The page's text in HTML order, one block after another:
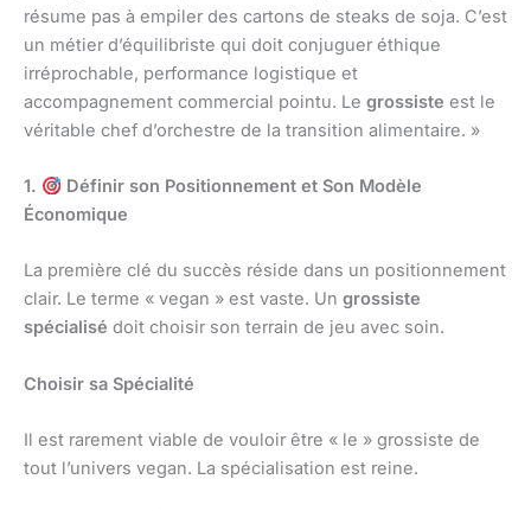
résume pas à empiler des cartons de steaks de soja. C’est
un métier d’équilibriste qui doit conjuguer éthique
irréprochable, performance logistique et
accompagnement commercial pointu. Le grossiste est le
véritable chef d’orchestre de la transition alimentaire. »
1.
Définir son Positionnement et Son Modèle
Économique
La première clé du succès réside dans un positionnement
clair. Le terme « vegan » est vaste. Un grossiste
spécialisé doit choisir son terrain de jeu avec soin.
Choisir sa Spécialité
Il est rarement viable de vouloir être « le » grossiste de
tout l’univers vegan. La spécialisation est reine.